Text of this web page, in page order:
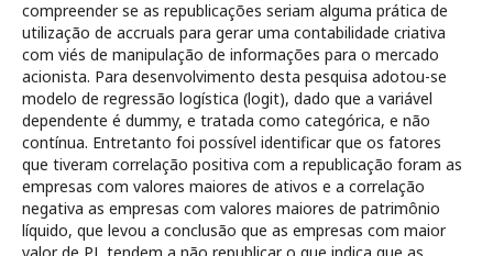
compreender se as republicações seriam alguma prática de
utilização de accruals para gerar uma contabilidade criativa
com viés de manipulação de informações para o mercado
acionista. Para desenvolvimento desta pesquisa adotou-se
modelo de regressão logística (logit), dado que a variável
dependente é dummy, e tratada como categórica, e não
contínua. Entretanto foi possível identificar que os fatores
que tiveram correlação positiva com a republicação foram as
empresas com valores maiores de ativos e a correlação
negativa as empresas com valores maiores de patrimônio
líquido, que levou a conclusão que as empresas com maior